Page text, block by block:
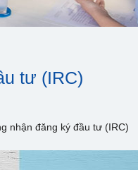
tư (IRC)
nhận đăng ký đầu tư (IRC)